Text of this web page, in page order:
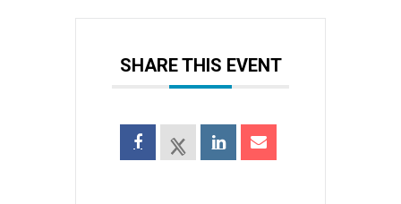
SHARE THIS EVENT